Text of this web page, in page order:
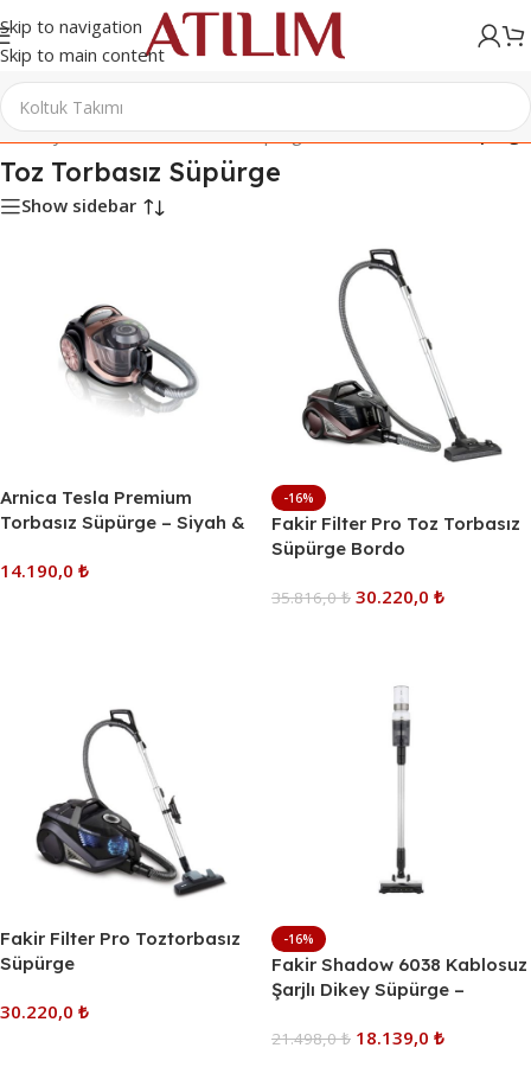
Skip to navigation
Skip to main content
Ana Sayfa/Elektrikli Ev Aletleri/Süpürgeler/Toz Torbasız Süpürge
Toz Torbasız Süpürge
Show sidebar
Arnica Tesla Premium
Torbasız Süpürge – Siyah &
Gücü, Siklon Teknolojisi
14.190,0 ₺
-16%
Fakir Filter Pro Toz Torbasız
Süpürge Bordo
35.816,0₺ 30.220,0 ₺
Fakir Filter Pro Toztorbasız
Süpürge
30.220,0 ₺
-16%
Fakir Shadow 6038 Kablosuz
Şarjlı Dikey Süpürge –
Hafif ve Ergonomik
21.498,0₺ 18.139,0 ₺